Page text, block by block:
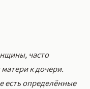
часто
к дочери.
есть определённые